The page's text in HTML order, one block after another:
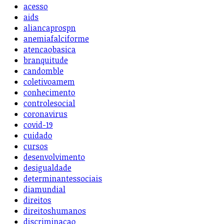
acesso
aids
aliancaprospn
anemiafalciforme
atencaobasica
branquitude
candomble
coletivoamem
conhecimento
controlesocial
coronavirus
covid-19
cuidado
cursos
desenvolvimento
desigualdade
determinantessociais
diamundial
direitos
direitoshumanos
discriminacao